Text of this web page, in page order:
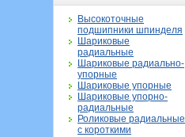
Высокоточные
подшипники шпинделя
Шариковые
радиальные
Шариковые радиально-
упорные
Шариковые упорные
Шариковые упорно-
радиальные
Роликовые радиальные
с короткими